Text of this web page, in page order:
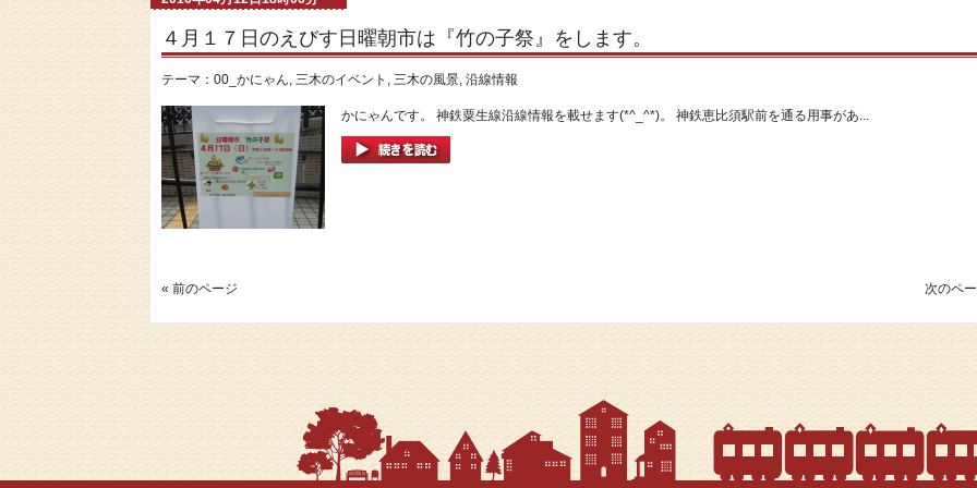
４月１７日のえびす日曜朝市は『竹の子祭』をします。
テーマ： 00_かにゃん, 三木のイベント , 三木の風景, 沿線情報
かにゃんです。 神鉄粟生線沿線情報を載せます(*^_^*)。 神鉄恵比須駅前を通る用事があ...
« 前のページ 次のペ